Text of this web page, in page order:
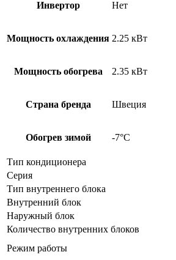
Инвертор Нет
Мощность охлаждения 2.25 кВт
Мощность обогрева 2.35 кВт
Страна бренда Швеция
Обогрев зимой -7°С
Тип кондиционера
Серия
Тип внутреннего блока
Внутренний блок
Наружный блок
Количество внутренних блоков
Режим работы